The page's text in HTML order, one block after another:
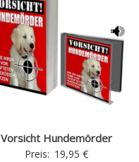
Vorsicht Hundemörder
Preis: 19,95€